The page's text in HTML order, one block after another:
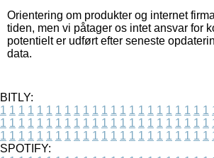
Orientering om produkter og internet
tiden, men vi påtager os intet ansvar for
potentielt er udført efter seneste
data.
BITLY:
1 1 1 1 1 1 1 1 1 1 1 1 1 1 1 1 1 1 1 1 1 1 1
1 1 1 1 1 1 1 1 1 1 1 1 1 1 1 1 1 1 1 1 1 1 1
1 1 1 1 1 1 1 1 1 1 1 1 1 1 1 1 1 1 1 1 1 1 1
SPOTIFY: